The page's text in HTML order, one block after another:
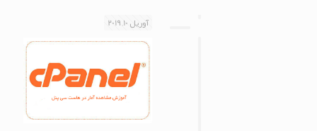
آوریل 10, 2019